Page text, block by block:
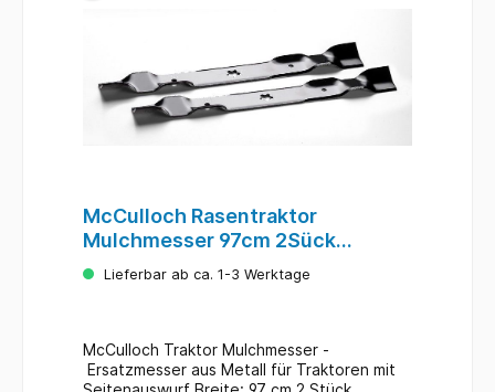
McCulloch Rasentraktor
Mulchmesser 97cm 2Sück
MBO033
Lieferbar ab ca. 1-3 Werktage
McCulloch Traktor Mulchmesser -
Ersatzmesser aus Metall für Traktoren mit